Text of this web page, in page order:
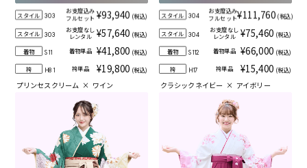
スタイル 303
お支度込み
フルセット ¥93,940 (税込)
スタイル 303
お支度なし
レンタル
¥57,640 (税込)
着物 S11 着物単品 ¥41,800 (税込)
袴 H81 袴単品 ¥19,800 (税込)
プリンセスクリーム × ワイン
スタイル 304
お支度込み
フルセット¥111,760 (税込)
スタイル 304
お支度なし
レンタル ¥75,460 (税込)
着物 S112 着物単品 ¥66,000 (税込)
袴 H17 袴単品 ¥15,400 (税込)
クラシックネイビー × アイボリー